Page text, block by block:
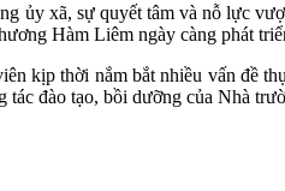
ủy xã, sự quyết tâm và nỗ lực
Hàm Liêm ngày càng phát
kịp thời nắm bắt nhiều vấn đề
tác đào tạo, bồi dưỡng của Nhà